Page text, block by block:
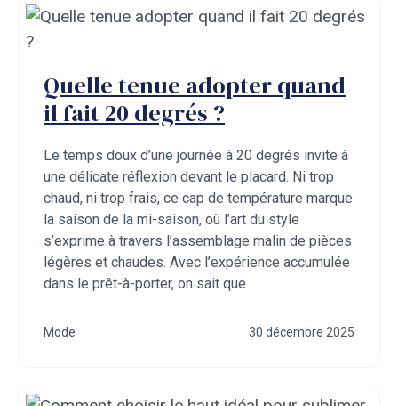
Quelle tenue adopter quand
il fait 20 degrés ?
Le temps doux d’une journée à 20 degrés invite à
une délicate réflexion devant le placard. Ni trop
chaud, ni trop frais, ce cap de température marque
la saison de la mi-saison, où l’art du style
s’exprime à travers l’assemblage malin de pièces
légères et chaudes. Avec l’expérience accumulée
dans le prêt-à-porter, on sait que
Mode 30 décembre 2025